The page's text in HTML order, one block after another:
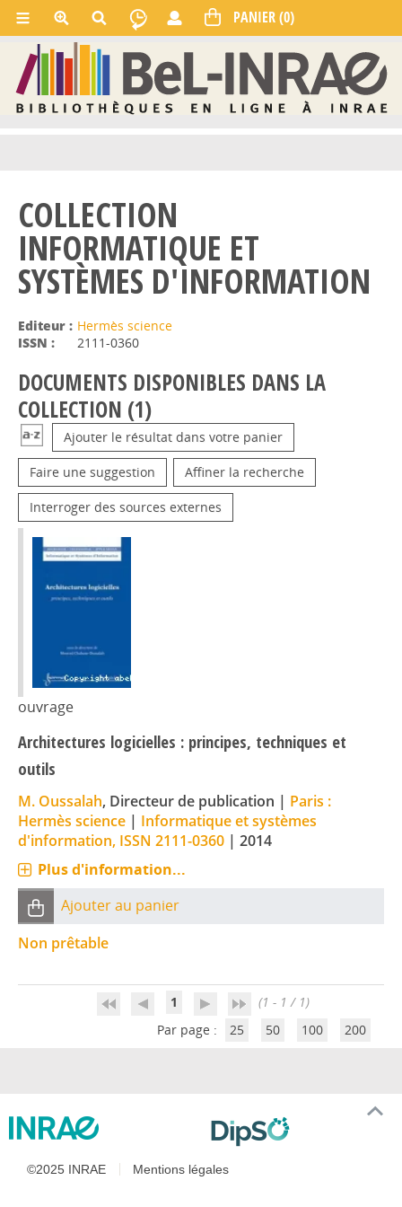
COLLECTION
INFORMATIQUE ET
SYSTÈMES D'INFORMATION
Editeur : Hermès science
ISSN :
2111-0360
DOCUMENTS DISPONIBLES DANS LA
COLLECTION (1)
Ajouter le résultat dans votre panier
Faire une suggestion Affiner la recherche
Interroger des sources externes
ouvrage
Architectures logicielles : principes, techniques et
outils
M. Oussalah, Directeur de publication | Paris :
Hermès science | Informatique et systèmes
d'information, ISSN 2111-0360 | 2014
Plus d'information...
Ajouter au panier
Non prêtable
1
(1 - 1 / 1)
Par page :
25 50 100 200
©2025 INRAE Mentions légales